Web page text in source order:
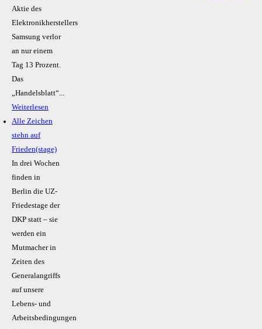
Aktie des
Elektronikherstellers
Samsung verlor
an nur einem
Tag 13 Prozent.
Das
„Handelsblatt“...
Weiterlesen
Alle Zeichen
stehn auf
Frieden(stage)
In drei Wochen
finden in
Berlin die UZ-
Friedestage der
DKP statt – sie
werden ein
Mutmacher in
Zeiten des
Generalangriffs
auf unsere
Lebens- und
Arbeitsbedingungen